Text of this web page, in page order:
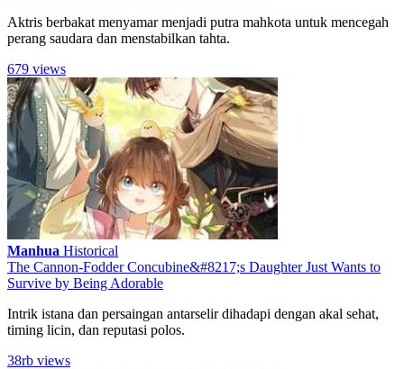
Aktris berbakat menyamar menjadi putra mahkota untuk mencegah
perang saudara dan menstabilkan tahta.
679 views
Manhua Historical
The Cannon-Fodder Concubine&#8217;s Daughter Just Wants to
Survive by Being Adorable
Intrik istana dan persaingan antarselir dihadapi dengan akal sehat,
timing licin, dan reputasi polos.
38rb views